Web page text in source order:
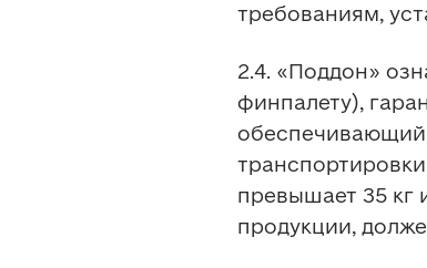
требованиям,
2.4. «Поддон»
финпалету),
превышает 35 кг
продукции,